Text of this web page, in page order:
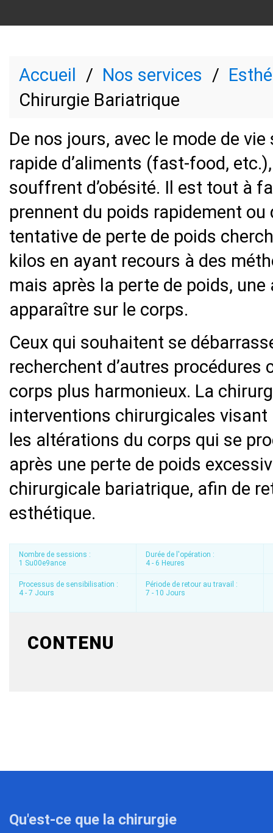
Accueil Nos services
Chirurgie Bariatrique
De nos jours, avec le mode de
rapide d’aliments (fast-food,
souffrent d’obésité. Il est tout à
prennent du poids rapidement
tentative de perte de poids
kilos en ayant recours à des
mais après la perte de poids,
apparaître sur le corps.
Ceux qui souhaitent se
recherchent d’autres
corps plus harmonieux. La
interventions chirurgicales
les altérations du corps qui se
après une perte de poids
chirurgicale bariatrique, afin de
esthétique.
Nombre de sessions :
1 Su00e9ance
Durée de l'opération :
4 - 6 Heures
Processus de sensibilisation :
4 - 7 Jours
Période de retour au travail :
7 - 10 Jours
CONTENU
Qu'est-ce que la chirurgie